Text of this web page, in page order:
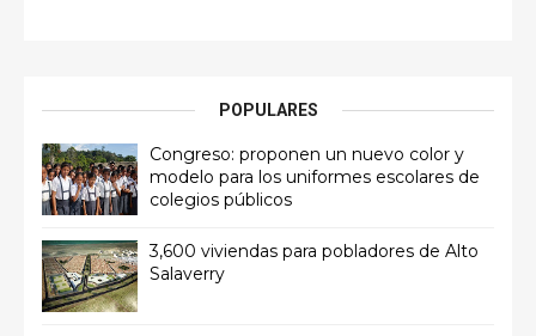
POPULARES
Congreso: proponen un nuevo color y
modelo para los uniformes escolares de
colegios públicos
3,600 viviendas para pobladores de Alto
Salaverry